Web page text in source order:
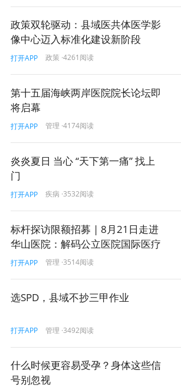
政策双轮驱动：县域医共体医学影
像中心迈入标准化建设新阶段
打开APP 政策 ·4261阅读
第十五届海峡两岸医院院长论坛即
将启幕
打开APP 管理 ·4174阅读
炎炎夏日 当心 “天下第一痛” 找上
门
打开APP 疾病 ·3532阅读
标杆探访限额招募 | 8月21日走进
华山医院：解码公立医院国际医疗
服务的实践方法论！
打开APP 管理 ·3514阅读
选SPD，县域不抄三甲作业
打开APP 管理 ·3492阅读
什么时候更容易受孕？身体这些信
号别忽视